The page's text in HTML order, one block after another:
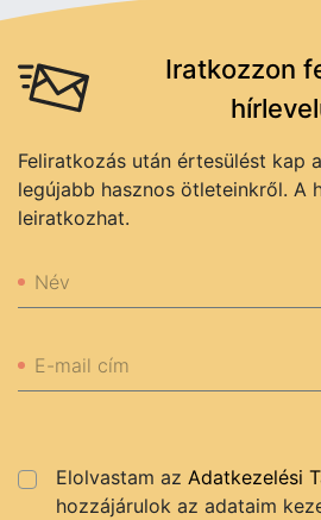
Iratkozzon
Feliratkozás után értesülést kap
legújabb hasznos ötleteinkről. A
leiratkozhat.
Név
E-mail cím
Elolvastam az Adatkezelési
hozzájárulok az adataim